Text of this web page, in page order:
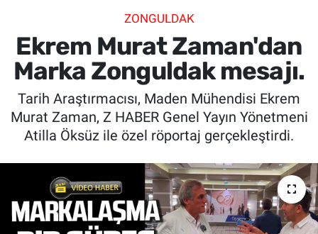
ZONGULDAK
Ekrem Murat Zaman'dan
Marka Zonguldak mesajı.
Tarih Araştırmacısı, Maden Mühendisi Ekrem
Murat Zaman, Z HABER Genel Yayın Yönetmeni
Atilla Öksüz ile özel röportaj gerçekleştirdi.
SPOR
SAĞLIK